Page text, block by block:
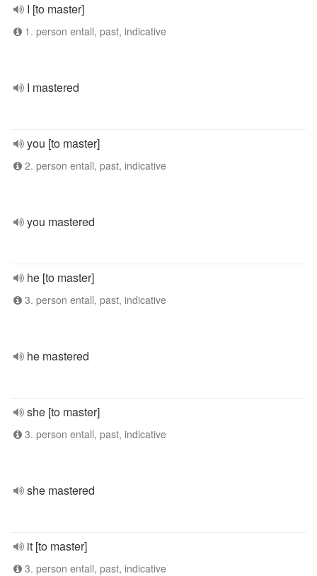
I [to master]
1. person entall, past, indicative
I mastered
you [to master]
2. person entall, past, indicative
you mastered
he [to master]
3. person entall, past, indicative
he mastered
she [to master]
3. person entall, past, indicative
she mastered
it [to master]
3. person entall, past, indicative